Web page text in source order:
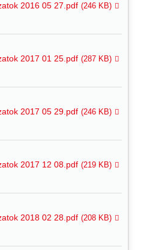
2016 05 27.pdf (246 KB)
2017 01 25.pdf (287 KB)
2017 05 29.pdf (246 KB)
2017 12 08.pdf (219 KB)
2018 02 28.pdf (208 KB)